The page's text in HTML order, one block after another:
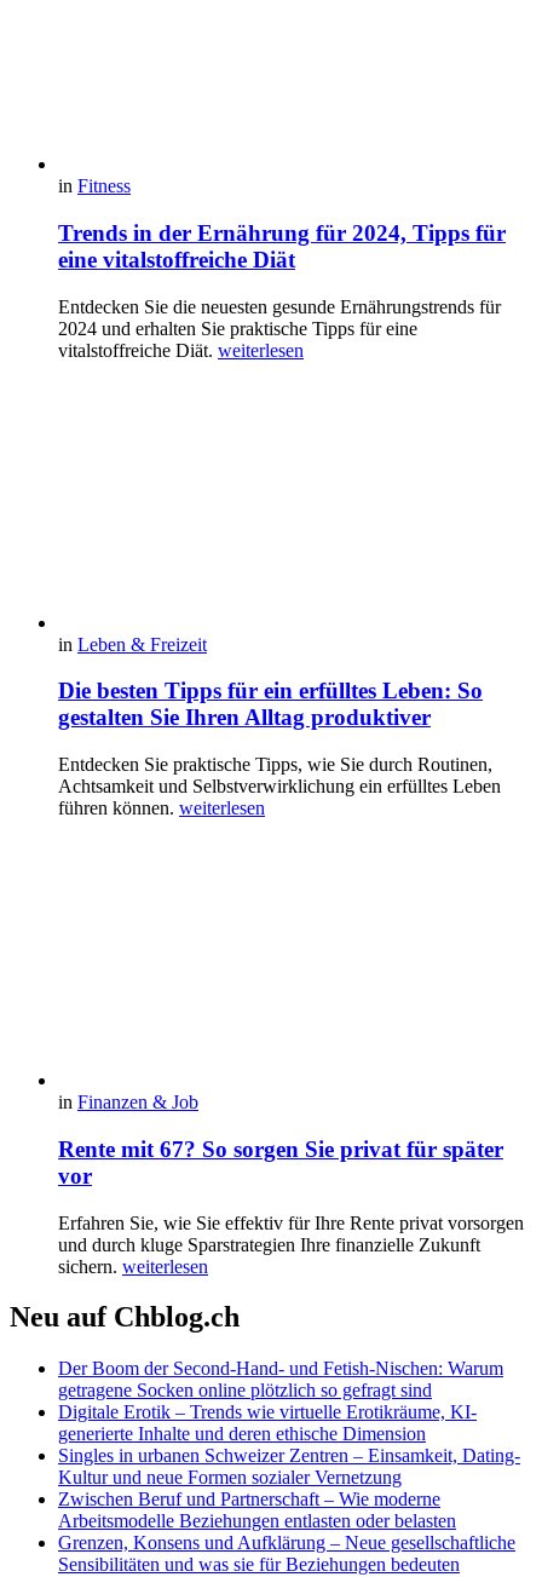
in Fitness
Trends in der Ernährung für 2024, Tipps für
eine vitalstoffreiche Diät
Entdecken Sie die neuesten gesunde Ernährungstrends für
2024 und erhalten Sie praktische Tipps für eine
vitalstoffreiche Diät. weiterlesen
in Leben & Freizeit
Die besten Tipps für ein erfülltes Leben: So
gestalten Sie Ihren Alltag produktiver
Entdecken Sie praktische Tipps, wie Sie durch Routinen,
Achtsamkeit und Selbstverwirklichung ein erfülltes Leben
führen können. weiterlesen
in Finanzen & Job
Rente mit 67? So sorgen Sie privat für später
vor
Erfahren Sie, wie Sie effektiv für Ihre Rente privat vorsorgen
und durch kluge Sparstrategien Ihre finanzielle Zukunft
sichern. weiterlesen
Neu auf Chblog.ch
Der Boom der Second-Hand- und Fetish-Nischen: Warum
getragene Socken online plötzlich so gefragt sind
Digitale Erotik – Trends wie virtuelle Erotikräume, KI-
generierte Inhalte und deren ethische Dimension
Singles in urbanen Schweizer Zentren – Einsamkeit, Dating-
Kultur und neue Formen sozialer Vernetzung
Zwischen Beruf und Partnerschaft – Wie moderne
Arbeitsmodelle Beziehungen entlasten oder belasten
Grenzen, Konsens und Aufklärung – Neue gesellschaftliche
Sensibilitäten und was sie für Beziehungen bedeuten